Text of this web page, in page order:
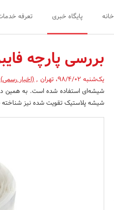
خانه پایگاه خبری تعرفه
بررسی پارچه
یک‌شنبه 98/4/02 ،تهران ,(اخبار رسمی)
شیشه‌ای استفاده شده است. به همین
شیشه پلاستیک تقویت شده نیز